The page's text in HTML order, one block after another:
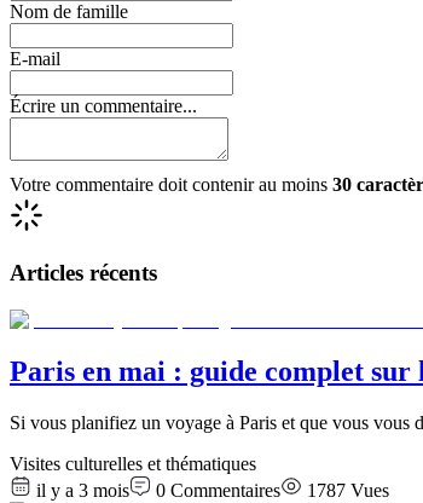
Nom de famille
E-mail
Écrire un commentaire...
Votre commentaire doit contenir au moins 30
Articles récents
Paris en mai : guide complet sur
Si vous planifiez un voyage à Paris et que vous vous
Visites culturelles et thématiques
il y a 3 mois
0 Commentaires 1787 Vues